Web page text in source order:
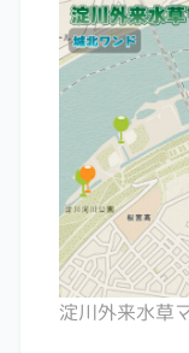
淀川外来水草